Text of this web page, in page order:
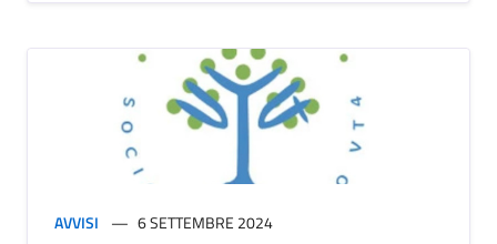
AVVISI 6 SETTEMBRE 2024